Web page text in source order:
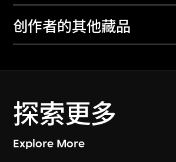
创作者的其他藏品
探索更多
Explore More